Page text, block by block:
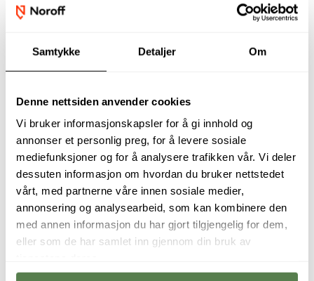
Samtykke Detaljer Om
Denne nettsiden anvender cookies
Vi bruker informasjonskapsler for å gi innhold og
annonser et personlig preg, for å levere sosiale
mediefunksjoner og for å analysere trafikken vår. Vi deler
dessuten informasjon om hvordan du bruker nettstedet
vårt, med partnerne våre innen sosiale medier,
annonsering og analysearbeid, som kan kombinere den
med annen informasjon du har gjort tilgjengelig for dem,
eller som de har samlet inn gjennom din bruk av
Game Art
Publisert 21. oktober 2025
nettbaserte kortstudier på ett semester: 3D-
animasjon og Game Art and Level Design. Begge er
utviklet for neste generasjon digitale skapere.
Les mer …